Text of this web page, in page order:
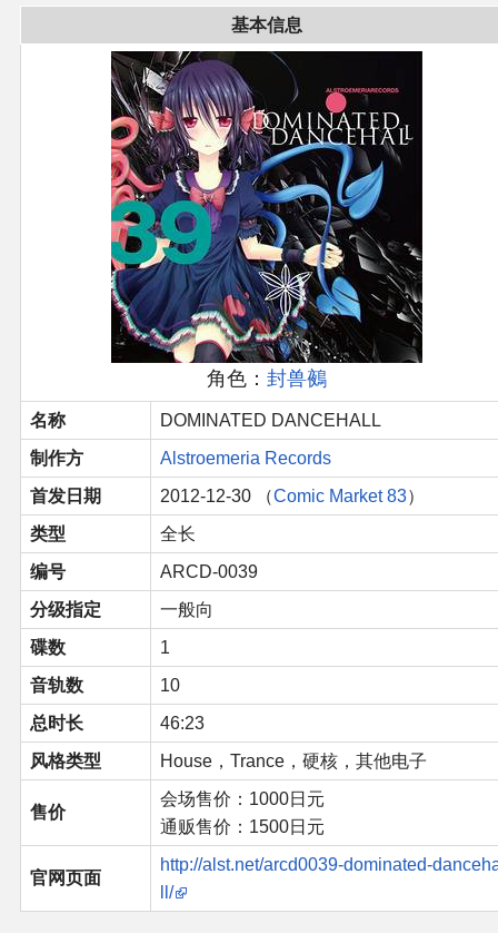
基本信息
角色： 封兽鵺
名称
DOMINATED DANCEHALL
制作方
Alstroemeria Records
首发日期
2012-12-30 （Comic Market 83）
类型
全长
编号
ARCD-0039
分级指定
一般向
碟数
1
音轨数
10
总时长
46:23
风格类型
House，Trance，硬核，其他电子
售价
会场售价：1000日元
通贩售价：1500日元
官网页面
http://alst.net/arcd0039-dominated-
ll/
东方相关活动
其他相关项目
二次创作与活动
展会及活动导航
展会作品列表
商业二次创作
同人志分类